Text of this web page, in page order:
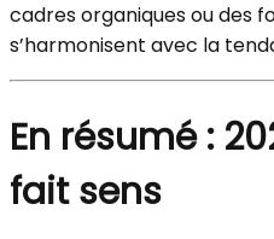
cadres organiques ou des
s’harmonisent avec la
En résumé :
fait sens